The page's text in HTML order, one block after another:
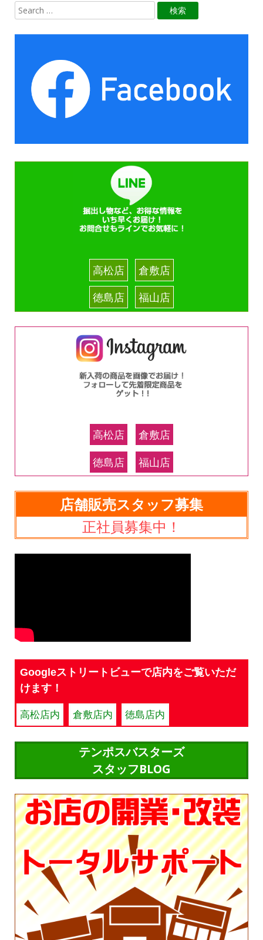
高松店
倉敷店
徳島店
福山店
高松店
倉敷店
徳島店
福山店
店舗販売スタッフ募集
正社員募集中！
Googleストリートビューで店内をご覧いただ
けます！
高松店内 倉敷店内 徳島店内
テンポスバスターズ
スタッフBLOG